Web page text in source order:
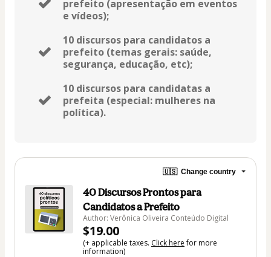
prefeito (apresentação em eventos
e vídeos);
10 discursos para candidatos a
prefeito (temas gerais: saúde,
segurança, educação, etc);
10 discursos para candidatas a
prefeita (especial: mulheres na
política).
🇺🇸 Change country
40 Discursos Prontos para
Candidatos a Prefeito
Author: Verônica Oliveira Conteúdo Digital
$19.00
(+ applicable taxes. Click herefor more
information)